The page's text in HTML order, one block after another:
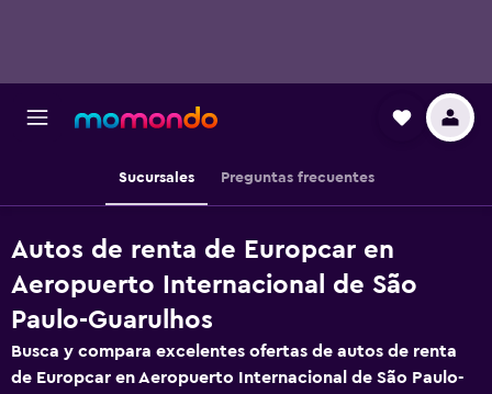
Sucursales Preguntas frecuentes
Autos de renta de Europcar en
Aeropuerto Internacional de São
Paulo-Guarulhos
Busca y compara excelentes ofertas de autos de renta
de Europcar en Aeropuerto Internacional de São Paulo-